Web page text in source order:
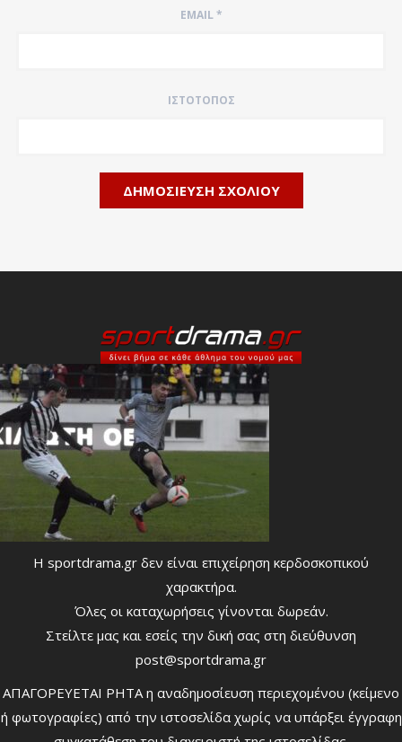
EMAIL*
ΙΣΤΌΤΟΠΟΣ
Η sportdrama.gr δεν είναι επιχείρηση κερδοσκοπικού
χαρακτήρα.
Όλες οι καταχωρήσεις γίνονται δωρεάν.
Στείλτε μας και εσείς την δική σας στη διεύθυνση
post@sportdrama.gr
ΑΠΑΓΟΡΕΥΕΤΑΙ ΡΗΤΑ η αναδημοσίευση περιεχομένου (κείμενο
ή φωτογραφίες) από την ιστοσελίδα χωρίς να υπάρξει έγγραφη